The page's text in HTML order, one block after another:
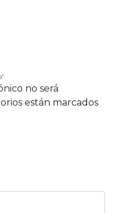
no será
están marcados